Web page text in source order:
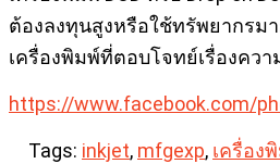
ต้องลงทุนสูงหรือใช้ทรัพยากรม
เครื่องพิมพ์ที่ตอบโจทย์เรื่องคว
https://www.facebook.com/
Tags: inkjet, mfgexp, เครื่อง